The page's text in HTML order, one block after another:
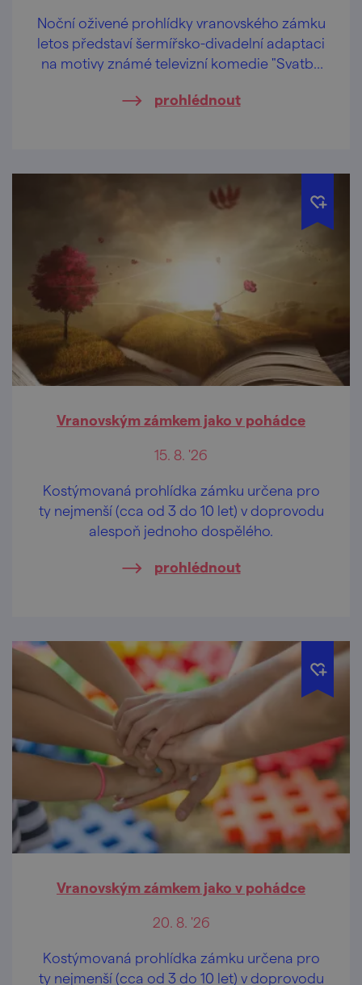
Noční oživené prohlídky vranovského zámku
letos představí šermířsko-divadelní adaptaci
na motivy známé televizní komedie "Svatby
prohlédnout
Vranovským zámkem jako v pohádce
15. 8. '26
Kostýmovaná prohlídka zámku určena pro
ty nejmenší (cca od 3 do 10 let) v doprovodu
alespoň jednoho dospělého.
prohlédnout
Vranovským zámkem jako v pohádce
20. 8. '26
Kostýmovaná prohlídka zámku určena pro
ty nejmenší (cca od 3 do 10 let) v doprovodu